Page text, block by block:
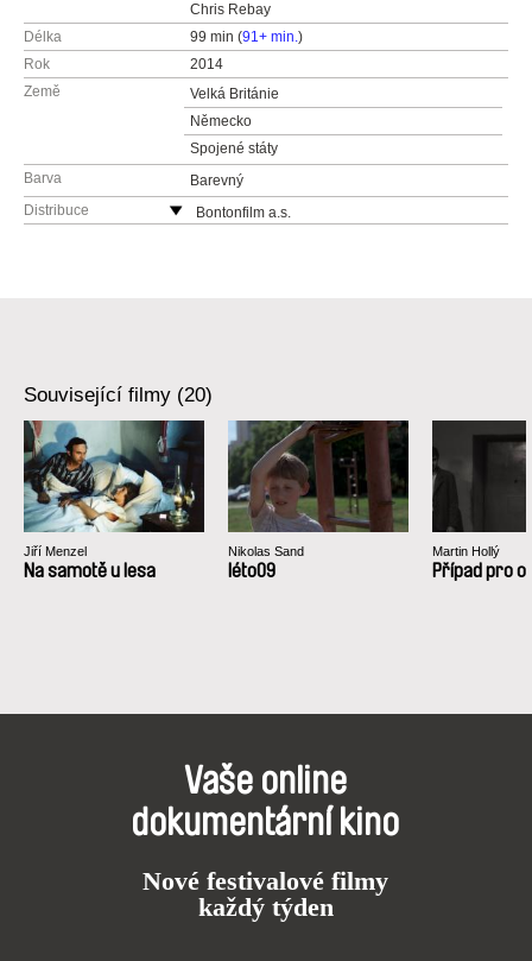
Chris Rebay
Délka
99 min (91+ min.)
Rok
2014
Země
Velká Británie
Německo
Spojené státy
Barva
Barevný
Distribuce
Bontonfilm a.s.
Související filmy (20)
Jiří Menzel
Na samotě u lesa
Nikolas Sand
léto09
Martin Hollý
Případ pro
Vaše online
dokumentární kino
Nové festivalové filmy
každý týden